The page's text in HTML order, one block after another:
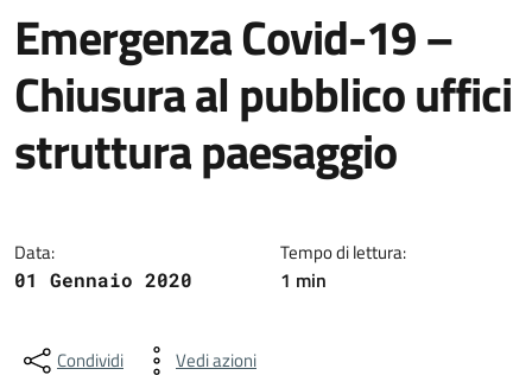
Emergenza Covid-19 –
Chiusura al pubblico uffici
struttura paesaggio
Data:
01 Gennaio 2020
Tempo di lettura:
1 min
Condividi Vedi azioni